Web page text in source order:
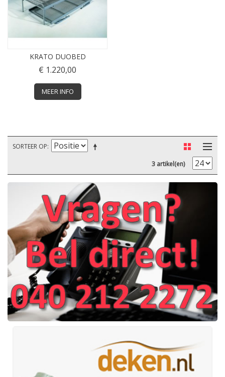
KRATO DUOBED
€ 1.220,00
MEER INFO
SORTEER OP
3 artikel(en)